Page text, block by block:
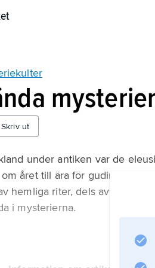
mysterier
Skriv ut
under antiken var de
året till ära för gudinnorna
hemliga riter, dels av en stor
i mysterierna.